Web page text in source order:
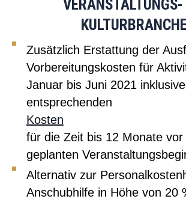
VERANSTALTUNGS-
Zusätzlich Erstattung der
Vorbereitungskosten für
Januar bis Juni 2021
entsprechenden
Kosten
für die Zeit bis 12 Monate vor
geplanten
Alternativ zur
Anschubhilfe in Höhe von 20